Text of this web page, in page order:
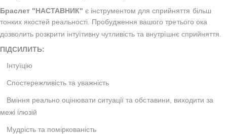
Браслет "НАСТАВНИК"є інструментом для сприйняття більш
тонких якостей реальності.
Пробудження вашого третього ока
дозволить розкрити інтуїтивну чутливість та внутрішнє сприйняття.
ПІДСИЛИТЬ:
Інтуїцію
Спостережливість та уважність
Вміння реально оцінювати ситуації та обставини, виходити за
межі ілюзій
Мудрість та поміркованість